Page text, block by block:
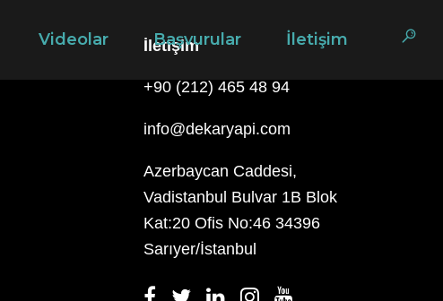
Videolar Başvurular İletişim
İletişim
+90 (212) 465 48 94
info@dekaryapi.com
Azerbaycan Caddesi,
Vadistanbul Bulvar 1B Blok
Kat:20 Ofis No:46 34396
Sarıyer/İstanbul